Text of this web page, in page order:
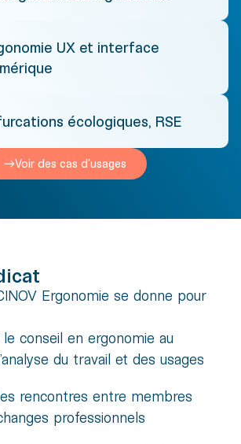
UX et interface
écologiques, RSE
Voir des cas d’usages
Ergonomie se donne pour
conseil en ergonomie au
du travail et des usages
rencontres entre membres
professionnels